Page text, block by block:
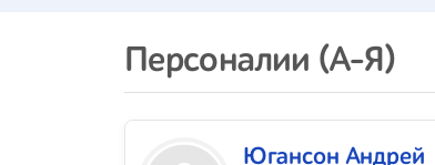
Персоналии (А-Я)
Югансон Андрей